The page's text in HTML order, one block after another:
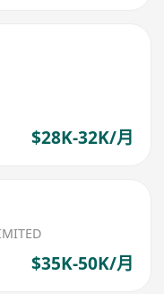
$28K-32K/月
$35K-50K/月